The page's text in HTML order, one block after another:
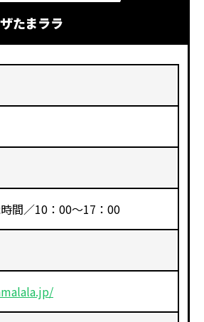
たまララ
間／10：00～17：00